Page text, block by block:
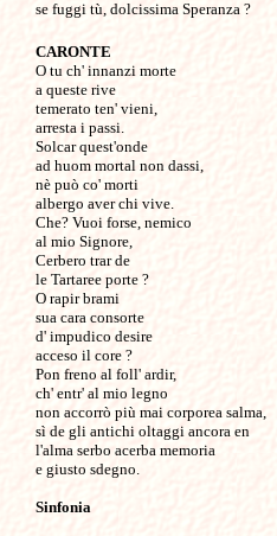
CARONTE
O tu ch' innanzi morte
a queste rive
temerato ten' vieni,
arresta i passi.
Solcar quest'onde
ad huom mortal non dassi,
nè può co' morti
albergo aver chi vive.
Che? Vuoi forse, nemico
al mio Signore,
Cerbero trar de
le Tartaree porte ?
O rapir brami
sua cara consorte
d' impudico desire
acceso il core ?
Pon freno al foll' ardir,
ch' entr' al mio legno
non accorrò più mai corporea salma,
sì de gli antichi oltaggi ancora en
l'alma serbo acerba memoria
e giusto sdegno.
Sinfonia